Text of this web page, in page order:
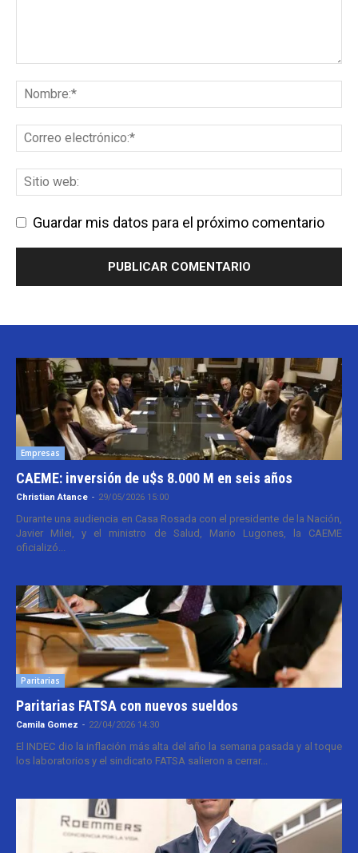
Guardar mis datos para el próximo comentario
Empresas
CAEME: inversión de u$s 8.000 M en seis años
Christian Atance - 29/05/2026 15:00
Durante una audiencia en Casa Rosada con el presidente de la Nación,
Javier Milei, y el ministro de Salud, Mario Lugones, la CAEME
oficializó...
Paritarias
Paritarias FATSA con nuevos sueldos
Camila Gomez - 22/04/2026 14:30
El INDEC dio la inflación más alta del año la semana pasada y al toque
los laboratorios y el sindicato FATSA salieron a cerrar...